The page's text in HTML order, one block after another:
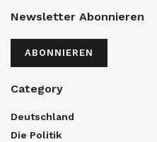
Newsletter Abonnieren
ABONNIEREN
Category
Deutschland
Die Politik